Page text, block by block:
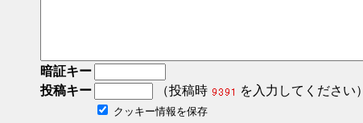
暗証キー
投稿キー
（投稿時 を入力してください）
クッキー情報を保存